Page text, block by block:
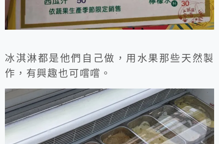
冰淇淋都是他們自己做，用水果那些天然製
作，有興趣也可嚐嚐。